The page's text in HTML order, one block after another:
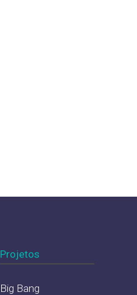
Projetos
Big Bang